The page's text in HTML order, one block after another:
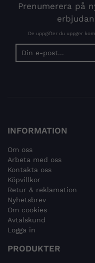
Prenumerera på
De uppgifter du uppger
INFORMATION
Om oss
Arbeta med oss
Kontakta oss
Köpvillkor
Retur & reklamation
Nyhetsbrev
Om cookies
Avtalskund
Logga in
PRODUKTER